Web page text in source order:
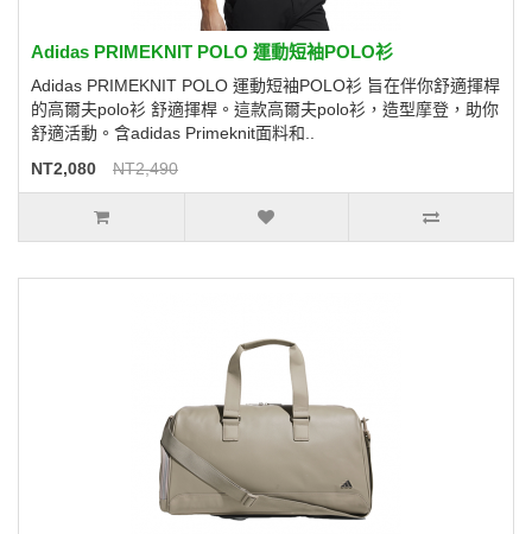
Adidas PRIMEKNIT POLO 運動短袖POLO衫
Adidas PRIMEKNIT POLO 運動短袖POLO衫 旨在伴你舒適揮桿
的高爾夫polo衫 舒適揮桿。這款高爾夫polo衫，造型摩登，助你
舒適活動。含adidas Primeknit面料和..
NT2,080
NT2,490